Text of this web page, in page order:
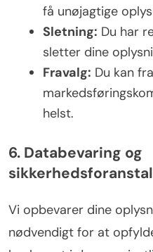
få unøjagtige
Sletning: Du har
sletter dine
Fravalg: Du kan
helst.
6. Databevaring og
Vi opbevarer dine
nødvendigt for at